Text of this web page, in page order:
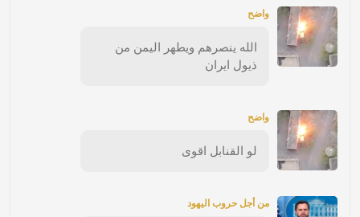
واضح
الله ينصرهم ويطهر اليمن من
ذيول ايران
واضح
لو القنابل اقوى
من أجل حروب اليهود